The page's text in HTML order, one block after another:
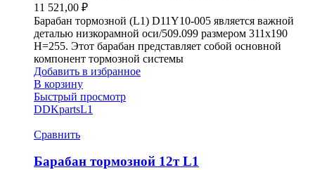
11 521,00 ₽
Барабан тормозной (L1) D11Y10-005 является важной
деталью низкорамной оси/509.099 размером 311х190
H=255. Этот барабан представляет собой основной
компонент тормозной системы
Добавить в избранное
В корзину
Быстрый просмотр
DDKpartsL1
Сравнить
Барабан тормозной 12т L1